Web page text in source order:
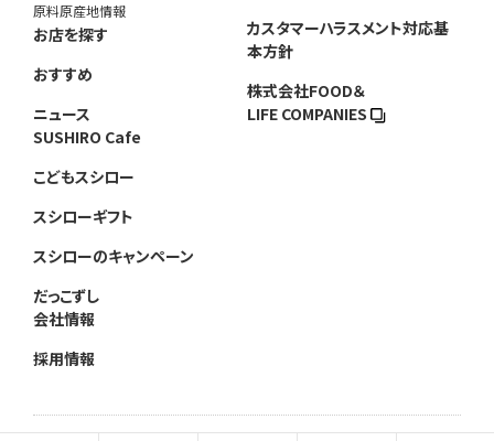
原料原産地情報
お店を探す
おすすめ
ニュース
SUSHIRO Cafe
こどもスシロー
スシローギフト
スシローのキャンペーン
だっこずし
会社情報
採用情報
カスタマーハラスメント対応基
本方針
株式会社FOOD＆
LIFE COMPANIES